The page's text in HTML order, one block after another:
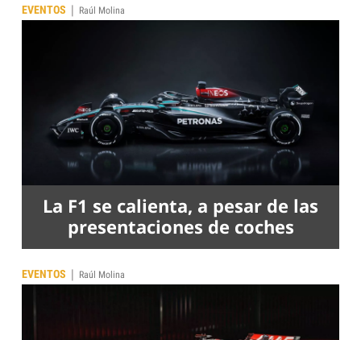
EVENTOS | Raúl Molina
La F1 se calienta, a pesar de las
presentaciones de coches
EVENTOS | Raúl Molina